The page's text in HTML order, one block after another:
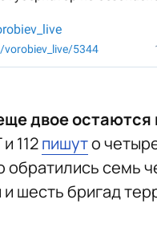
двое остаются
112пишуто
семь
шесть бригад